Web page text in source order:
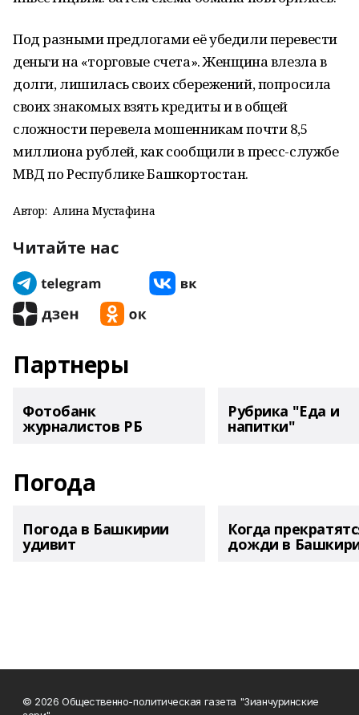
Под разными предлогами её убедили перевести
деньги на «торговые счета». Женщина влезла в
долги, лишилась своих сбережений, попросила
своих знакомых взять кредиты и в общей
сложности перевела мошенникам почти 8,5
миллиона рублей, как сообщили в пресс-службе
МВД по Республике Башкортостан.
Автор: Алина Мустафина
Читайте нас
Партнеры
Фотобанк
журналистов РБ
Рубрика "Еда и
напитки"
Погода
Погода в Башкирии
удивит
Когда
дожди в
© 2026 Общественно-политическая газета "Зианчуринские